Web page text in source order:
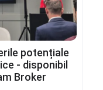
potențiale
- disponibil
Broker